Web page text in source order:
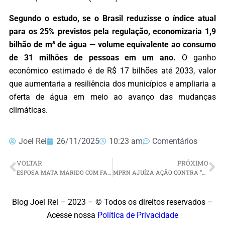
Segundo o estudo, se o Brasil reduzisse o índice atual
para os 25% previstos pela regulação, economizaria 1,9
bilhão de m³ de água — volume equivalente ao consumo
de 31 milhões de pessoas em um ano. O ganho
econômico estimado é de R$ 17 bilhões até 2033, valor
que aumentaria a resiliência dos municípios e ampliaria a
oferta de água em meio ao avanço das mudanças
climáticas.
Joel Rei 26/11/2025 10:23 am Comentários
VOLTAR
ESPOSA MATA MARIDO COM FACA DE COZINHA APÓS DISCUSSÃO SOBRE SEPARAÇÃO EM EXTREMOZ
PRÓXIMO
MPRN AJUÍZA AÇÃO CONTRA “BETS” EM BODÓ
Blog Joel Rei – 2023 – © Todos os direitos reservados –
Acesse nossa Política de Privacidade